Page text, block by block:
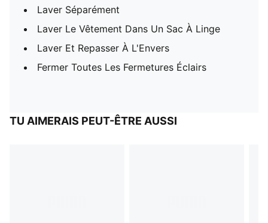
Laver Séparément
Laver Le Vêtement Dans Un Sac À Linge
Laver Et Repasser À L'Envers
Fermer Toutes Les Fermetures Éclairs
TU AIMERAIS PEUT-ÊTRE AUSSI